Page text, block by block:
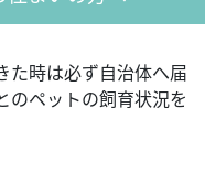
た時は必ず自治体へ届
のペットの飼育状況を